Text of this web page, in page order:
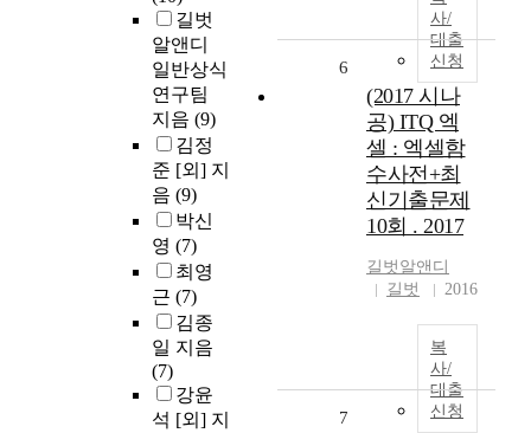
길벗
알앤디
일반상식
연구팀
지음 (9)
김정
준 [외] 지
음 (9)
박신
영 (7)
최영
근 (7)
김종
일 지음
(7)
강윤
석 [외] 지
사/
대출
신청
6
(2017 시나
공) ITQ 엑
셀 : 엑셀함
수사전+최
신기출문제
10회 . 2017
길벗알앤디
길벗
2016
복
사/
대출
신청
7